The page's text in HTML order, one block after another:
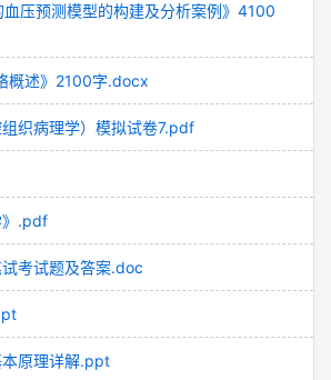
压预测模型的构建及分析案例》4100
概述》2100字.docx
织病理学）模拟试卷7.pdf
》.pdf
考试题及答案.doc
原理详解.ppt